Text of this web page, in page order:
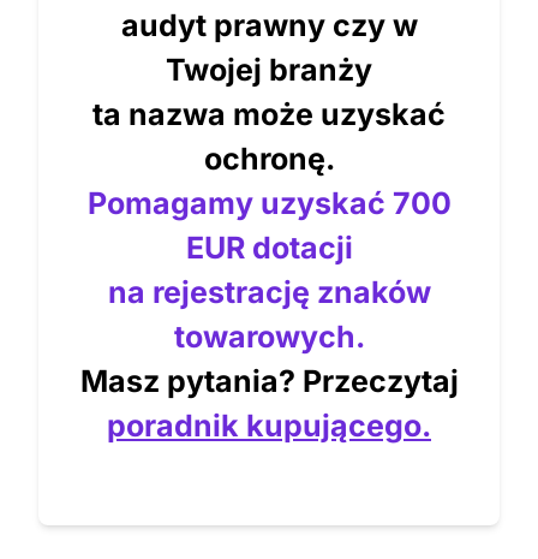
audyt prawny czy w
Twojej branży
ta nazwa może uzyskać
ochronę.
Pomagamy uzyskać 700
EUR dotacji
na rejestrację znaków
towarowych.
Masz pytania? Przeczytaj
poradnik kupującego.